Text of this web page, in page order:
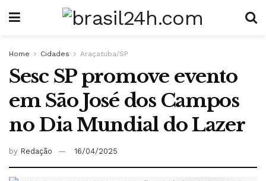
Home Cidades Araçatuba/SP
Sesc SP promove evento
em São José dos Campos
no Dia Mundial do Lazer
by Redação 16/04/2025